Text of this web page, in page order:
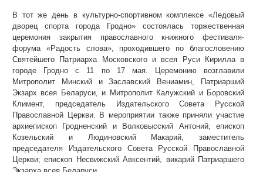
В тот же день в культурно-спортивном комплексе «Ледовый
дворец спорта города Гродно» состоялась торжественная
церемония закрытия православного книжного фестиваля-
форума «Радость слова», проходившего по благословению
Святейшего Патриарха Московского и всея Руси Кирилла в
городе Гродно с 11 по 17 мая. Церемонию возглавили
Митрополит Минский и Заславский Вениамин, Патриарший
Экзарх всея Беларуси, и Митрополит Калужский и Боровский
Климент, председатель Издательского Совета Русской
Православной Церкви. В мероприятии также приняли участие
архиепископ Гродненский и Волковысский Антоний; епископ
Козельский и Людиновский Макарий, заместитель
председателя Издательского Совета Русской Православной
Церкви; епископ Несвижский Авксентий, викарий Патриаршего